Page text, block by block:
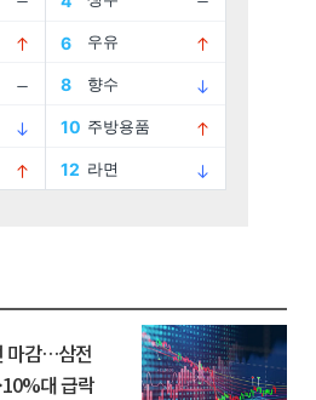
마감…삼전
대 급락